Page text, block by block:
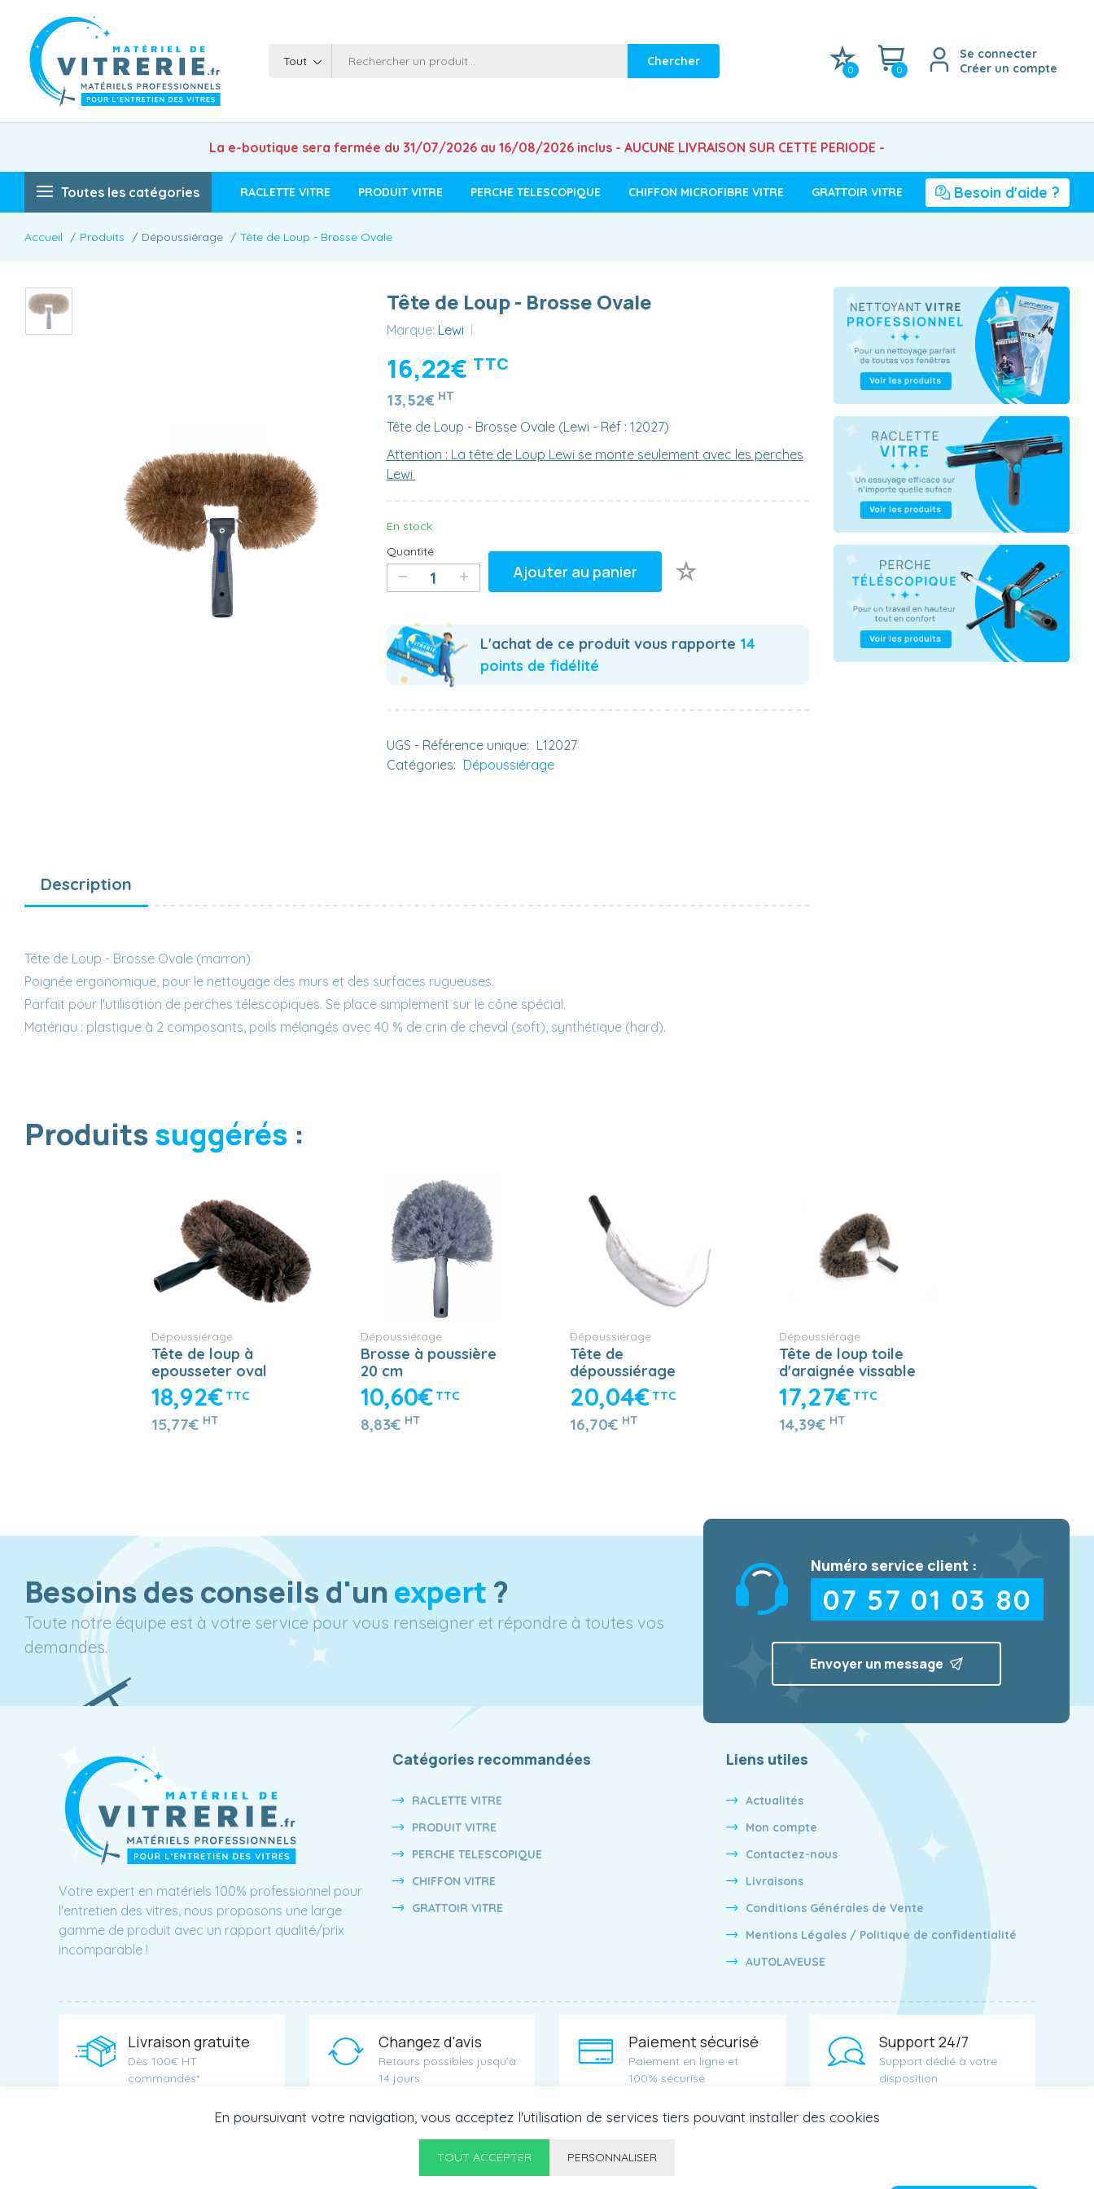
Tout Chercher
0 0
Se connecter
Créer un compte
La e-boutique sera fermée du 31/07/2026 au 16/08/2026 inclus - AUCUNE LIVRAISON SUR CETTE PERIODE -
Toutes les catégories RACLETTE VITRE PRODUIT VITRE PERCHE TELESCOPIQUE CHIFFON MICROFIBRE VITRE GRATTOIR VITRE Besoin d'aide ?
Accueil Produits Dépoussiérage Tête de Loup - Brosse Ovale
Tête de Loup - Brosse Ovale
Marque: Lewi
16,22€ TTC
13,52€ HT
Tête de Loup - Brosse Ovale (Lewi - Réf : 12027)
Attention : La tête de Loup Lewi se monte seulement avec les perches
Lewi
En stock
Quantité
Ajouter au panier
L'achat de ce produit vous rapporte 14
points de fidélité
UGS - Référence unique: L12027
Catégories: Dépoussiérage
Description
Tête de Loup - Brosse Ovale (marron)
Poignée ergonomique, pour le nettoyage des murs et des surfaces rugueuses.
Parfait pour l'utilisation de perches télescopiques. Se place simplement sur le cône spécial.
Matériau : plastique à 2 composants, poils mélangés avec 40 % de crin de cheval (soft), synthétique (hard).
Produitssuggérés :
Dépoussiérage
Tête de loup à
epousseter oval
18,92€TTC
15,77€ HT
Dépoussiérage
Brosse à poussière
20 cm
10,60€TTC
8,83€ HT
Dépoussiérage
Tête de
dépoussiérage
complète (adaptable
sur perche) 70 cm
20,04€TTC
16,70€ HT
Dépoussiérage
Tête de loup toile
d'araignée vissable
17,27€TTC
14,39€ HT
Besoins des conseils d'unexpert ?
Toute notre équipe est à votre service pour vous renseigner et répondre à toutes vos
demandes.
Numéro service client :
07 57 01 03 80
Envoyer un message
Votre expert en matériels 100% professionnel pour
l'entretien des vitres, nous proposons une large
gamme de produit avec un rapport qualité/prix
incomparable !
Catégories recommandées
RACLETTE VITRE
PRODUIT VITRE
PERCHE TELESCOPIQUE
CHIFFON VITRE
GRATTOIR VITRE
Liens utiles
Actualités
Mon compte
Contactez-nous
Livraisons
Conditions Générales de Vente
Mentions Légales / Politique de confidentialité
AUTOLAVEUSE
Livraison gratuite
Dès 100€ HT
commandés*
Changez d'avis
Retours possibles jusqu'à
14 jours
Paiement sécurisé
Paiement en ligne et
100% sécurisé
Support 24/7
Support dédié à votre
disposition
En poursuivant votre navigation, vous acceptez l'utilisation de services tiers pouvant installer des cookies
TOUT ACCEPTER PERSONNALISER